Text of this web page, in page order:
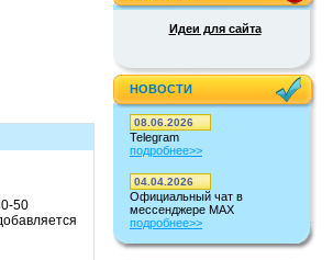
50
Идеи для сайта
НОВОСТИ
08.06.2026
Telegram
подробнее>>
04.04.2026
Официальный чат в
мессенджере MAX
подробнее>>